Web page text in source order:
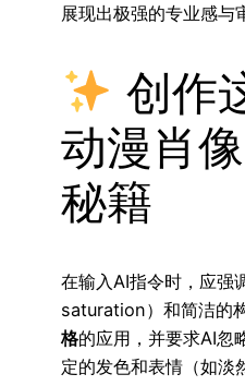
展现出极强的专业感与
创作
动漫肖
秘籍
在输入AI指令时，应强
saturation）和简洁的
格的应用，并要求AI忽
定的发色和表情（如淡